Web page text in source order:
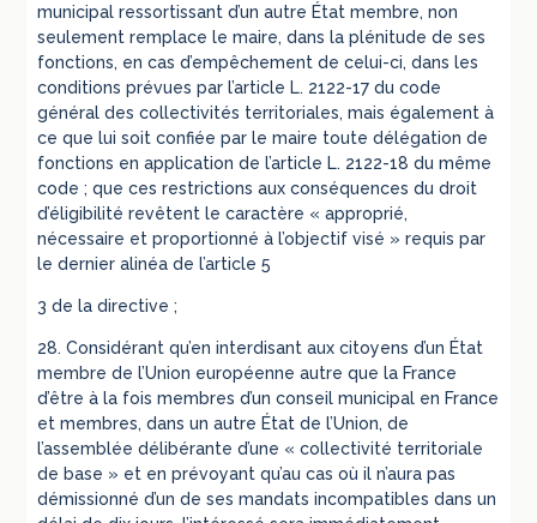
municipal ressortissant d’un autre État membre, non
seulement remplace le maire, dans la plénitude de ses
fonctions, en cas d’empêchement de celui-ci, dans les
conditions prévues par l’article L. 2122-17 du code
général des collectivités territoriales, mais également à
ce que lui soit confiée par le maire toute délégation de
fonctions en application de l’article L. 2122-18 du même
code ; que ces restrictions aux conséquences du droit
d’éligibilité revêtent le caractère « approprié,
nécessaire et proportionné à l’objectif visé » requis par
le dernier alinéa de l’article 5
3 de la directive ;
28. Considérant qu’en interdisant aux citoyens d’un État
membre de l’Union européenne autre que la France
d’être à la fois membres d’un conseil municipal en France
et membres, dans un autre État de l’Union, de
l’assemblée délibérante d’une « collectivité territoriale
de base » et en prévoyant qu’au cas où il n’aura pas
démissionné d’un de ses mandats incompatibles dans un